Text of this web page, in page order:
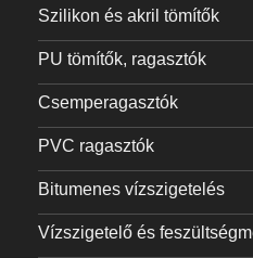
Szilikon és akril tömítők
PU tömítők, ragasztók
Csemperagasztók
PVC ragasztók
Bitumenes vízszigetelés
Vízszigetelő és